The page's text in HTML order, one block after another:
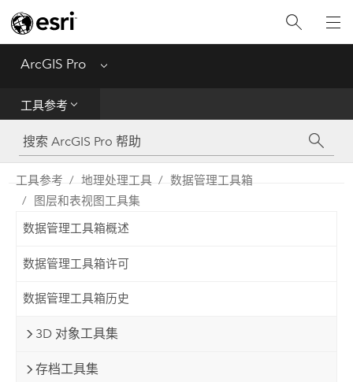
ArcGIS Pro Menu
工具参考
工具参考
Python
SDK
工具参考 地理处理工具
数据管理工具箱
图层和表视图工具集
数据管理工具箱概述
数据管理工具箱许可
数据管理工具箱历史
3D 对象工具集
存档工具集